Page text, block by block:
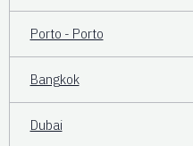
Porto - Porto
Bangkok
Dubai